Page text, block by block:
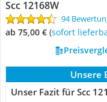
Scc 12168W
94
ab 75,00 € ( Sofort
Unsere
Unser Fazit für Scc